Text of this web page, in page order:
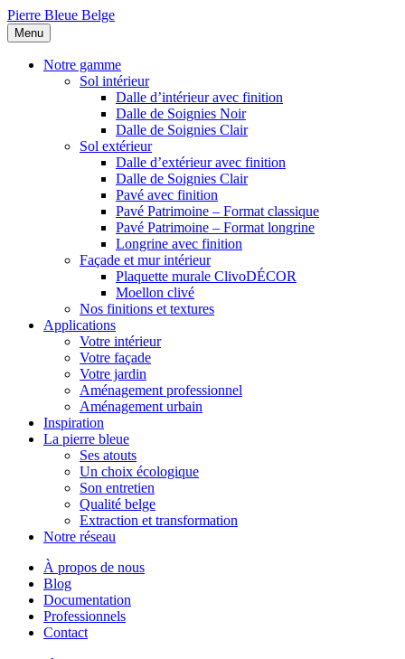
Pierre Bleue Belge
Menu
Notre gamme
Sol intérieur
Dalle d’intérieur avec finition
Dalle de Soignies Noir
Dalle de Soignies Clair
Sol extérieur
Dalle d’extérieur avec finition
Dalle de Soignies Clair
Pavé avec finition
Pavé Patrimoine – Format classique
Pavé Patrimoine – Format longrine
Longrine avec finition
Façade et mur intérieur
Plaquette murale ClivoDÉCOR
Moellon clivé
Nos finitions et textures
Applications
Votre intérieur
Votre façade
Votre jardin
Aménagement professionnel
Aménagement urbain
Inspiration
La pierre bleue
Ses atouts
Un choix écologique
Son entretien
Qualité belge
Extraction et transformation
Notre réseau
À propos de nous
Blog
Documentation
Professionnels
Contact